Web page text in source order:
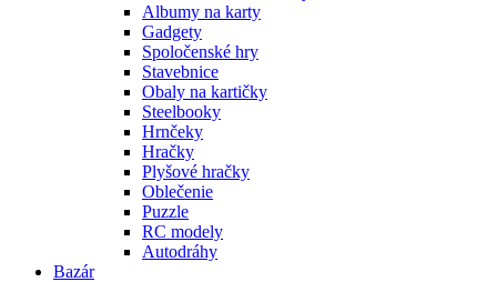
Albumy na karty
Gadgety
Spoločenské hry
Stavebnice
Obaly na kartičky
Steelbooky
Hrnčeky
Hračky
Plyšové hračky
Oblečenie
Puzzle
RC modely
Autodráhy
Bazár